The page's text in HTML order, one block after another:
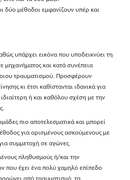
δύο μέθοδοι εμφανίζουν υπέρ και
υπάρχει εικόνα που υποδεικνύει τη
μηχανήματος και κατά συνέπεια
τραυματισμού. Προσφέρουν
κι έτσι καθίστανται ιδανικά για
ή και καθόλου σχέση με την
πιο αποτελεσματικά και μπορεί
για ορισμένους ασκούμενους με
συμμετοχή σε αγώνες.
πληθυσμούς ή/και την
που έχει ένα πολύ χαμηλό επίπεδο
από τραυματισμό, τα